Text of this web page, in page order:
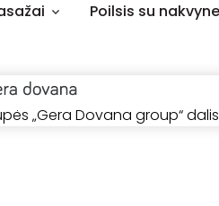
Poilsis su nakvyne
„Gera Dovana group“ dalis